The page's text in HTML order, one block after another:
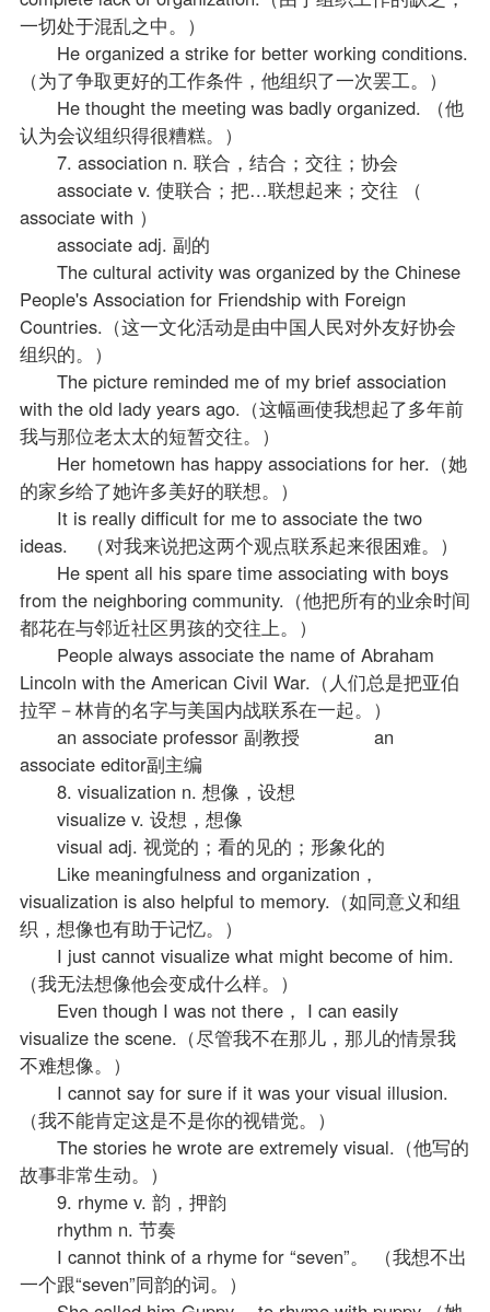
一切处于混乱之中。）
He organized a strike for better working conditions.
（为了争取更好的工作条件，他组织了一次罢工。）
He thought the meeting was badly organized. （他
认为会议组织得很糟糕。）
7. association n. 联合，结合；交往；协会
associate v. 使联合；把…联想起来；交往 （
associate with ）
associate adj. 副的
The cultural activity was organized by the Chinese
People's Association for Friendship with Foreign
Countries.（这一文化活动是由中国人民对外友好协会
组织的。）
The picture reminded me of my brief association
with the old lady years ago.（这幅画使我想起了多年前
我与那位老太太的短暂交往。）
Her hometown has happy associations for her.（她
的家乡给了她许多美好的联想。）
It is really difficult for me to associate the two
ideas. （对我来说把这两个观点联系起来很困难。）
He spent all his spare time associating with boys
from the neighboring community.（他把所有的业余时间
都花在与邻近社区男孩的交往上。）
People always associate the name of Abraham
Lincoln with the American Civil War.（人们总是把亚伯
拉罕－林肯的名字与美国内战联系在一起。）
an associate professor 副教授 an
associate editor副主编
8. visualization n. 想像，设想
visualize v. 设想，想像
visual adj. 视觉的；看的见的；形象化的
Like meaningfulness and organization，
visualization is also helpful to memory.（如同意义和组
织，想像也有助于记忆。）
I just cannot visualize what might become of him.
（我无法想像他会变成什么样。）
Even though I was not there， I can easily
visualize the scene.（尽管我不在那儿，那儿的情景我
不难想像。）
I cannot say for sure if it was your visual illusion.
（我不能肯定这是不是你的视错觉。）
The stories he wrote are extremely visual.（他写的
故事非常生动。）
9. rhyme v. 韵，押韵
rhythm n. 节奏
I cannot think of a rhyme for “seven”。 （我想不出
一个跟“seven”同韵的词。）